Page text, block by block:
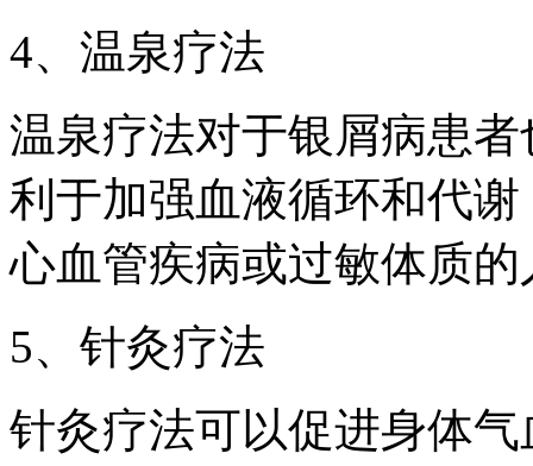
4、温泉疗法
温泉疗法对于银屑病患
利于加强血液循环和代
心血管疾病或过敏体质
5、针灸疗法
针灸疗法可以促进身体